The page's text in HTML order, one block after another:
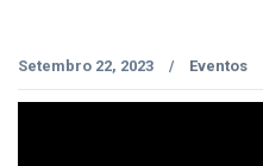
Setembro 22, 2023 / Eventos